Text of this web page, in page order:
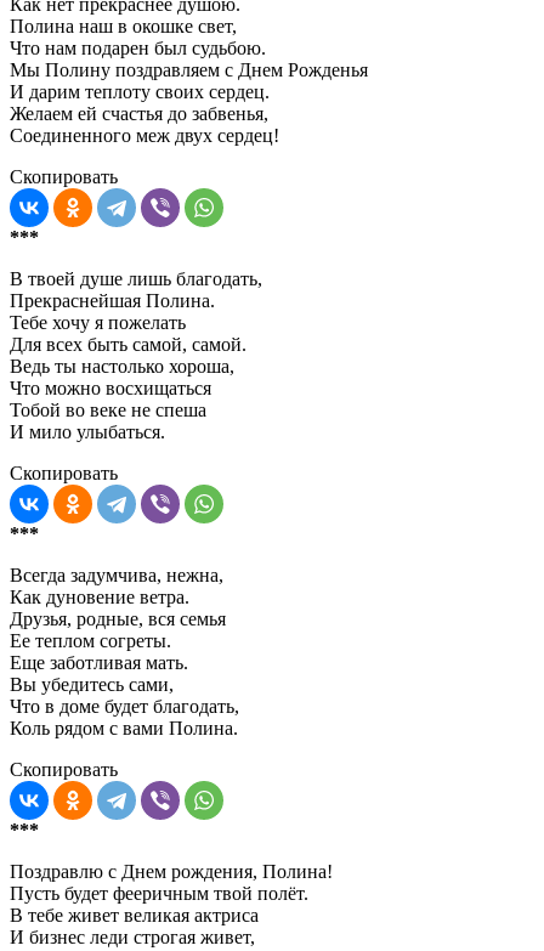
Полина наш в окошке свет,
Что нам подарен был судьбою.
Мы Полину поздравляем с Днем Рожденья
И дарим теплоту своих сердец.
Желаем ей счастья до забвенья,
Соединенного меж двух сердец!
Скопировать
***
В твоей душе лишь благодать,
Прекраснейшая Полина.
Тебе хочу я пожелать
Для всех быть самой, самой.
Ведь ты настолько хороша,
Что можно восхищаться
Тобой во веке не спеша
И мило улыбаться.
Скопировать
***
Всегда задумчива, нежна,
Как дуновение ветра.
Друзья, родные, вся семья
Ее теплом согреты.
Еще заботливая мать.
Вы убедитесь сами,
Что в доме будет благодать,
Коль рядом с вами Полина.
Скопировать
***
Поздравлю с Днем рождения, Полина!
Пусть будет фееричным твой полёт.
В тебе живет великая актриса
И бизнес леди строгая живет,